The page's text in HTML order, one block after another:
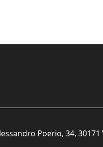
Poerio, 34, 30171